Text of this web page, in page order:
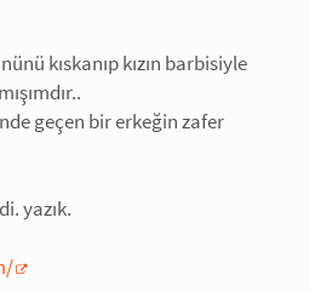
kıskanıp kızın barbisiyle
geçen bir erkeğin zafer
yazık.